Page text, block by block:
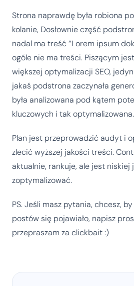
Strona naprawdę była robiona
kolanie, Dosłownie część
nadal ma treść “Lorem ipsum
ogóle nie ma treści. Piszącym jest
większej optymalizacji SEO,
jakaś podstrona zaczynała
była analizowana pod kątem
kluczowych i tak optymalizowana.
Plan jest przeprowadzić audyt i
zlecić wyższej jakości treści.
aktualnie, rankuje, ale jest niskiej
zoptymalizować.
PS. Jeśli masz pytania, chcesz,
postów się pojawiało, napisz
przepraszam za clickbait :)